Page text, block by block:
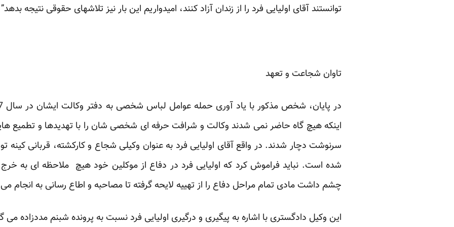
توانستند آقای اولیایی فرد را از زندان آزاد کنند، امیدواریم این بار نیز تلاشهای حقوقی نتیجه
تاوان شجاعت و تعهد
اینکه هیچ گاه حاضر نمی شدند وکالت و شرافت حرفه ای شخصی شان را با تهدیدها و تطمیع
سرنوشت دچار شدند. در واقع آقای اولیایی فرد به عنوان وکیلی شجاع و کارکشته، قربانی کینه
شده است. نباید فراموش کرد که اولیایی فرد در دفاع از موکلین خود هیچ ملاحظه ای به
چشم داشت مادی تمام مراحل دفاع را از تهییه لایحه گرفته تا مصاحبه و اطاع رسانی به انجام
این وکیل دادگستری با اشاره به پیگیری و درگیری اولیایی فرد نسبت به پرونده شبنم مددزاده می